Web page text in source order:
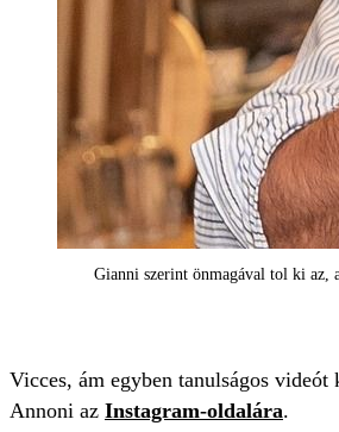
Gianni szerint önmagával tol ki az,
Vicces, ám egyben tanulságos videót
Annoni az Instagram-oldalára.